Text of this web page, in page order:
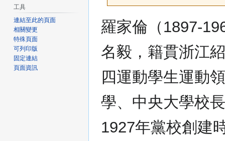
跳
至
覽
跳
至
尋
羅家倫（1897-
名毅，籍貫浙江
四運動學生運動
學、中央大學校
1927年黨校創建
工具
連結至此的頁面
相關變更
特殊頁面
可列印版
固定連結
頁面資訊